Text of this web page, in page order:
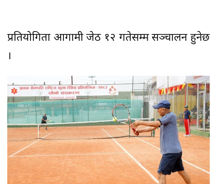
प्रतियोगिता आगामी जेठ १२ गतेसम्म सञ्चालन हुनेछ
।